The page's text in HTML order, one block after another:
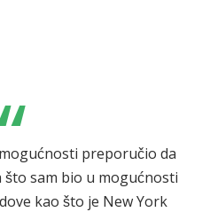
preporučio da
što sam bio u mogućnosti
kao što je New York